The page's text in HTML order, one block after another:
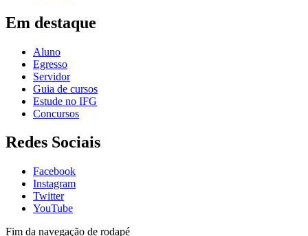
Em destaque
Aluno
Egresso
Servidor
Guia de cursos
Estude no IFG
Concursos
Redes Sociais
Facebook
Instagram
Twitter
YouTube
Fim da navegação de rodapé